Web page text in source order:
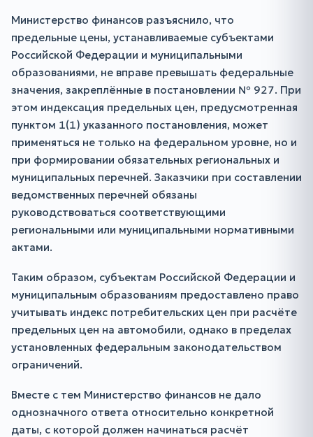
Министерство финансов разъяснило, что
предельные цены, устанавливаемые субъектами
Российской Федерации и муниципальными
образованиями, не вправе превышать федеральные
значения, закреплённые в постановлении № 927. При
этом индексация предельных цен, предусмотренная
пунктом 1(1) указанного постановления, может
применяться не только на федеральном уровне, но и
при формировании обязательных региональных и
муниципальных перечней. Заказчики при составлении
ведомственных перечней обязаны
руководствоваться соответствующими
региональными или муниципальными нормативными
актами.
Таким образом, субъектам Российской Федерации и
муниципальным образованиям предоставлено право
учитывать индекс потребительских цен при расчёте
предельных цен на автомобили, однако в пределах
установленных федеральным законодательством
ограничений.
Вместе с тем Министерство финансов не дало
однозначного ответа относительно конкретной
даты, с которой должен начинаться расчёт